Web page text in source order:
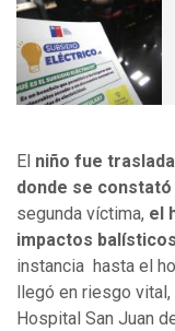
El niño fue
donde se
segunda víctima, el
impactos balísticos
instancia hasta el
llegó en riesgo
Hospital San Juan